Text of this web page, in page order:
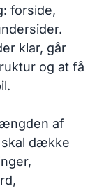
forside,
klar, går
og at få
af
skal dække